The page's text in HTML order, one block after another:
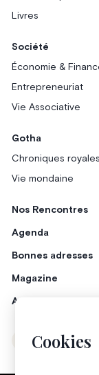
Cookies
Livres
Société
Économie &
Entrepreneuriat
Vie Associative
Gotha
Chroniques royales
Vie mondaine
Nos Rencontres
Agenda
Bonnes adresses
Magazine
Annonceurs
Instagram